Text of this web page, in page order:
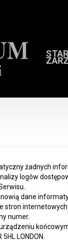
żadnych
logów
dane
stron
numer.
LONDON.